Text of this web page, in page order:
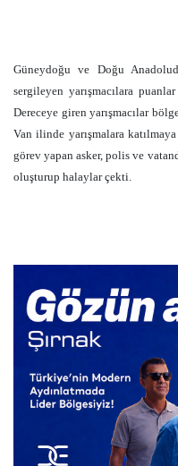
Güneydoğu ve Doğu
sergileyen yarışmacılara
Dereceye giren yarışmacılar
Van ilinde yarışmalara
görev yapan asker, polis ve
oluşturup halaylar çekti.